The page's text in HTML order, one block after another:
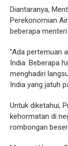
Diantaranya,
Perekonomian
beberapa
"Ada pertemuan
India. Beberapa
menghadiri
India yang jatuh
Untuk diketahui,
kehormatan di
rombongan